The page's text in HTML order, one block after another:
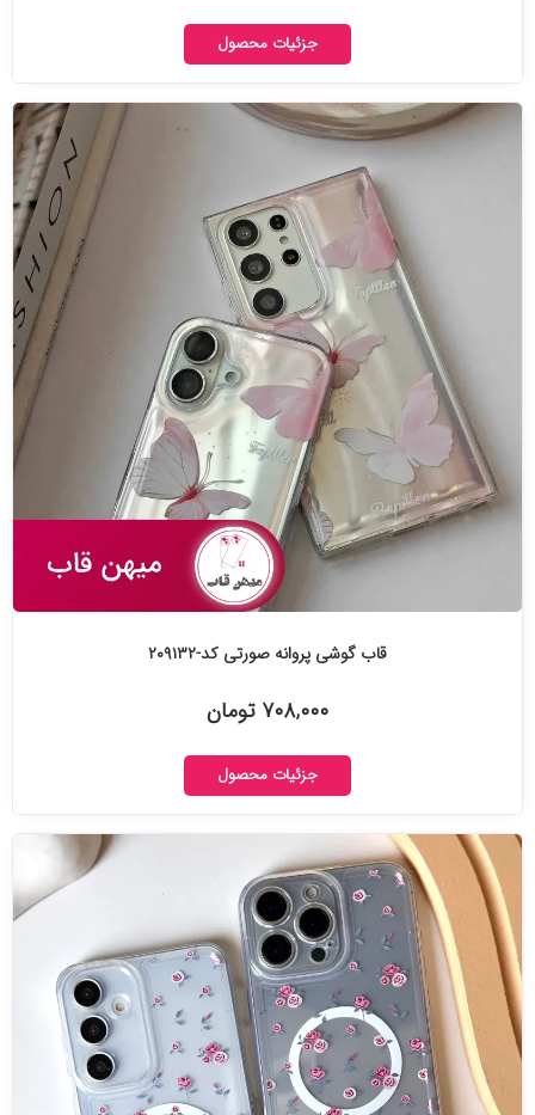
جزئیات محصول
قاب گوشی پروانه صورتی کد-۲۰۹۱۳۲
۷۰۸,۰۰۰ تومان
جزئیات محصول